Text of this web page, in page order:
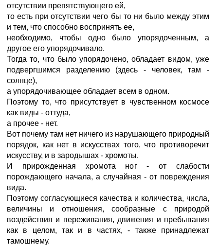
отсутствии препятствующего ей,
то есть при отсутствии чего бы то ни было между этим
и тем, что способно воспринять ее,
необходимо, чтобы одно было упорядоченным, а
другое его упорядочивало.
Тогда то, что было упорядочено, обладает видом, уже
подвергшимся разделению (здесь - человек, там -
солнце),
а упорядочивающее обладает всем в одном.
Поэтому то, что присутствует в чувственном космосе
как виды - оттуда,
а прочее - нет.
Вот почему там нет ничего из нарушающего природный
порядок, как нет в искусствах того, что противоречит
искусству, и в зародышах - хромоты.
И прирожденная хромота ног - от слабости
порождающего начала, а случайная - от повреждения
вида.
Поэтому согласующиеся качества и количества, числа,
величины и отношения, сообразные с природой
воздействия и переживания, движения и пребывания
как в целом, так и в частях, - также принадлежат
тамошнему.